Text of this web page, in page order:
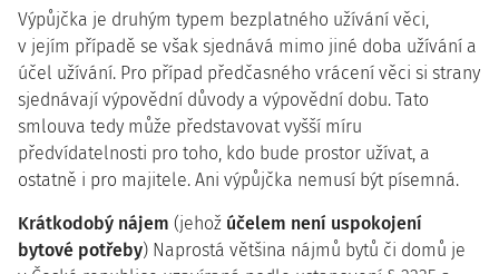
Výpůjčka je druhým typem bezplatného užívání věci,
v jejím případě se však sjednává mimo jiné doba užívání a
účel užívání. Pro případ předčasného vrácení věci si strany
sjednávají výpovědní důvody a výpovědní dobu. Tato
smlouva tedy může představovat vyšší míru
předvídatelnosti pro toho, kdo bude prostor užívat, a
ostatně i pro majitele. Ani výpůjčka nemusí být písemná.
Krátkodobý nájem (jehož účelem není uspokojení
bytové potřeby) Naprostá většina nájmů bytů či domů je